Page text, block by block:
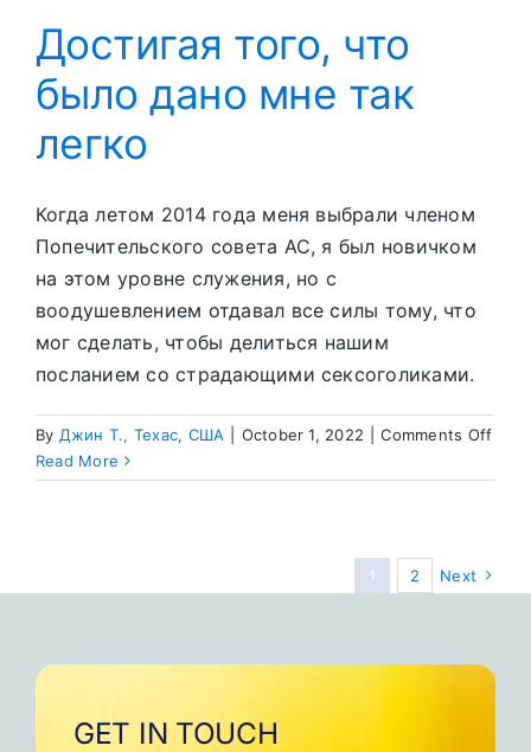
Достигая того, что
было дано мне так
легко
Когда летом 2014 года меня выбрали членом
Попечительского совета АС, я был новичком
на этом уровне служения, но с
воодушевлением отдавал все силы тому, что
мог сделать, чтобы делиться нашим
посланием со страдающими сексоголиками.
By Джин Т., Техас, США October 1, 2022 Comments Offon
того,
мне
Read More
1 2 Next
GET IN TOUCH